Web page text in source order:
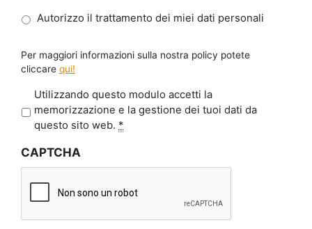
Autorizzo il trattamento dei miei dati personali
Per maggiori informazioni sulla nostra policy potete
cliccare qui!
r
a
c
*
Utilizzando questo modulo accetti la
memorizzazione e la gestione dei tuoi dati da
questo sito web. *
CAPTCHA